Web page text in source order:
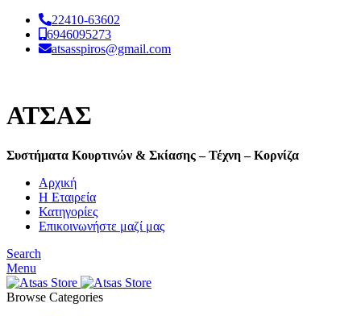
22410-63602
6946095273
atsasspiros@gmail.com
ΑΤΣΑΣ
Συστήματα Κουρτινών & Σκίασης – Τέχνη – Κορνίζα
Αρχική
Η Εταιρεία
Κατηγορίες
Επικοινωνήστε μαζί μας
Search
Menu
Browse Categories